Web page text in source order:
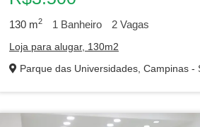
130 m2 1 Banheiro 2 Vagas
Loja para alugar, 130m2
Parque das Universidades, Campinas -